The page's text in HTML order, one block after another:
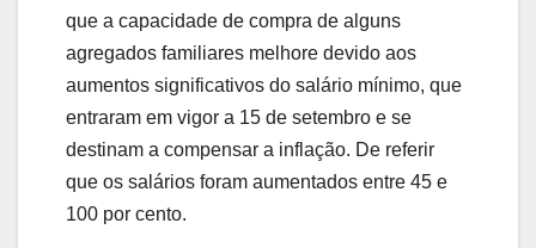
que a capacidade de compra de alguns
agregados familiares melhore devido aos
aumentos significativos do salário mínimo, que
entraram em vigor a 15 de setembro e se
destinam a compensar a inflação. De referir
que os salários foram aumentados entre 45 e
100 por cento.